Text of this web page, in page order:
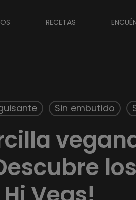
RECETAS
Sin embutido